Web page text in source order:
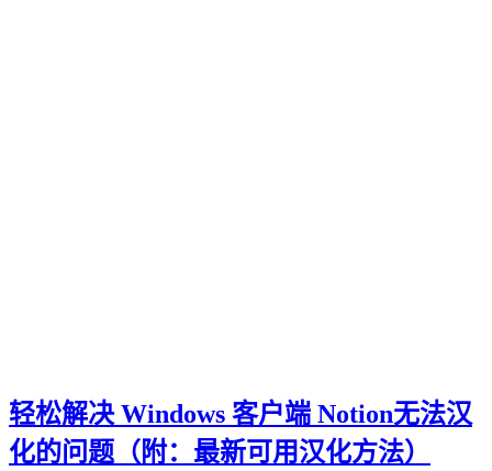
轻松解决 Windows 客户端 Notion无法汉
化的问题（附：最新可用汉化方法）